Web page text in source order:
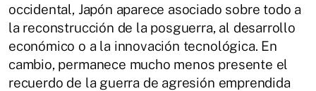
occidental, Japón aparece asociado sobre todo a
la reconstrucción de la posguerra, al desarrollo
económico o a la innovación tecnológica. En
cambio, permanece mucho menos presente el
recuerdo de la guerra de agresión emprendida